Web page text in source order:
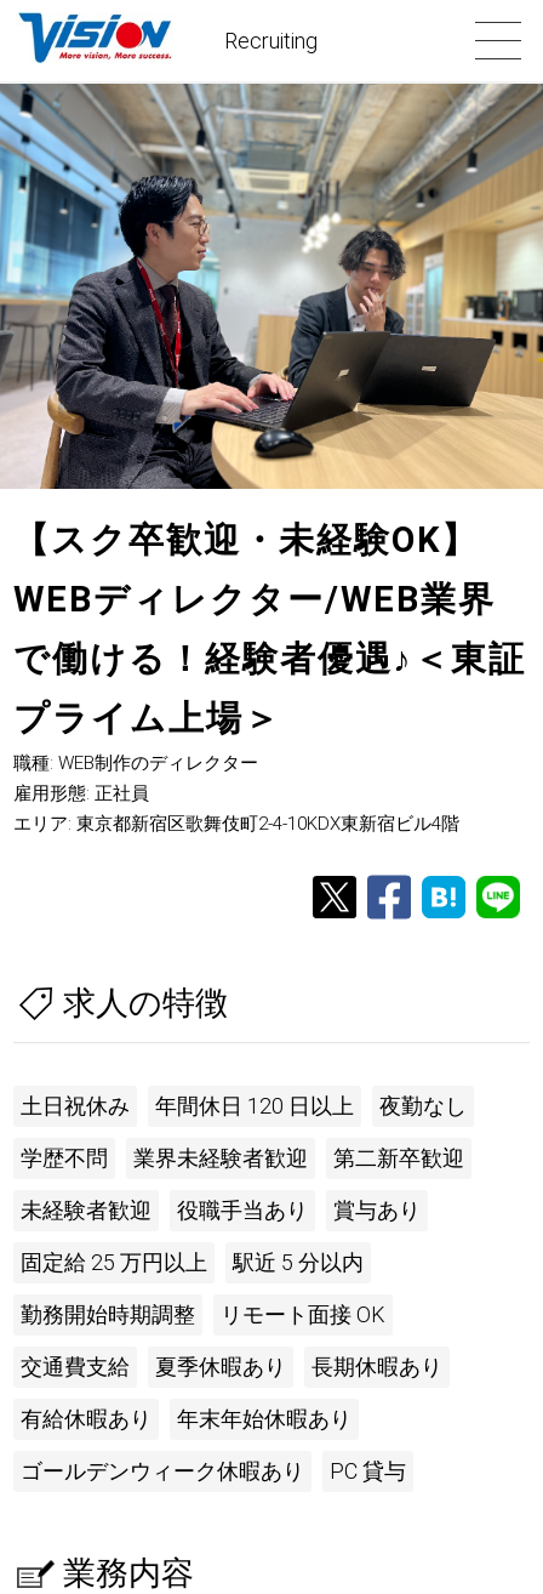
Recruiting
【スク卒歓迎・未経験OK】
WEBディレクター/WEB業界
で働ける！経験者優遇♪ ＜東証
プライム上場＞
職種: WEB制作のディレクター
雇用形態: 正社員
エリア: 東京都新宿区歌舞伎町2-4-10KDX東新宿ビル4階
求人の特徴
土日祝休み 年間休日 120 日以上 夜勤なし
学歴不問 業界未経験者歓迎 第二新卒歓迎
未経験者歓迎 役職手当あり 賞与あり
固定給 25 万円以上 駅近 5 分以内
勤務開始時期調整 リモート面接 OK
交通費支給 夏季休暇あり 長期休暇あり
有給休暇あり 年末年始休暇あり
ゴールデンウィーク休暇あり PC 貸与
業務内容